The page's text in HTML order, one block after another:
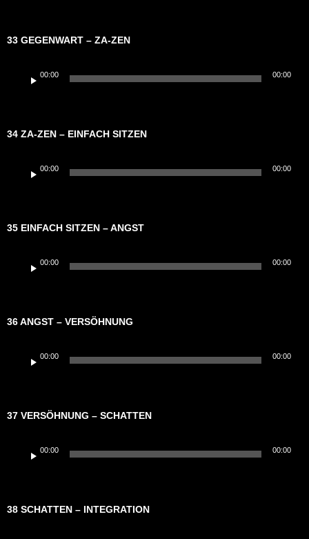
33 GEGENWART – ZA-ZEN
Player
00:00 00:00
34 ZA-ZEN – EINFACH SITZEN
Player
00:00 00:00
35 EINFACH SITZEN – ANGST
Player
00:00 00:00
36 ANGST – VERSÖHNUNG
Player
00:00 00:00
37 VERSÖHNUNG – SCHATTEN
Player
00:00 00:00
38 SCHATTEN – INTEGRATION